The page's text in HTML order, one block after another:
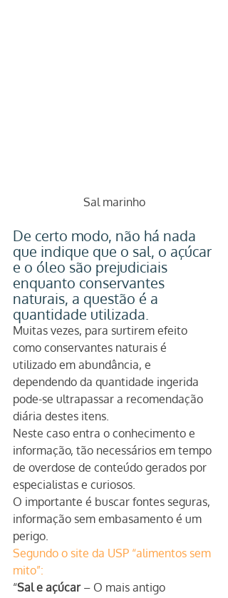
Sal marinho
De certo modo, não há nada
que indique que o sal, o açúcar
e o óleo são prejudiciais
enquanto conservantes
naturais, a questão é a
quantidade utilizada.
Muitas vezes, para surtirem efeito
como conservantes naturais é
utilizado em abundância, e
dependendo da quantidade ingerida
pode-se ultrapassar a recomendação
diária destes itens.
Neste caso entra o conhecimento e
informação, tão necessários em tempo
de overdose de conteúdo gerados por
especialistas e curiosos.
O importante é buscar fontes seguras,
informação sem embasamento é um
perigo.
Segundo o site da USP “alimentos sem
mito”:
“Sal e açúcar – O mais antigo